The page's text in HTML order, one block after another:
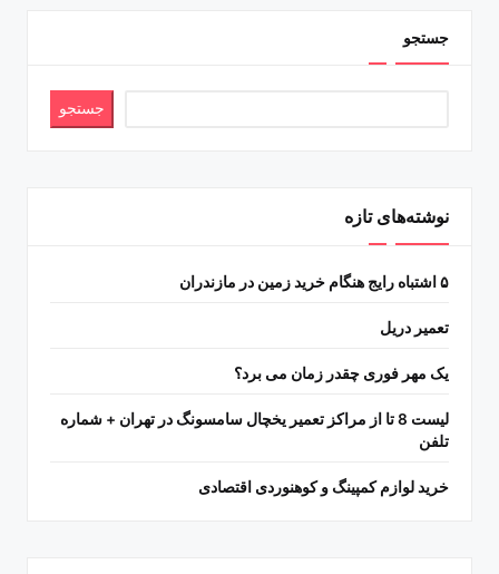
جستجو
جستجو
نوشته‌های تازه
۵ اشتباه رایج هنگام خرید زمین در مازندران
تعمیر دریل
یک مهر فوری چقدر زمان می برد؟
لیست 8 تا از مراکز تعمیر یخچال سامسونگ در تهران + شماره
تلفن
خرید لوازم کمپینگ و کوهنوردی اقتصادی